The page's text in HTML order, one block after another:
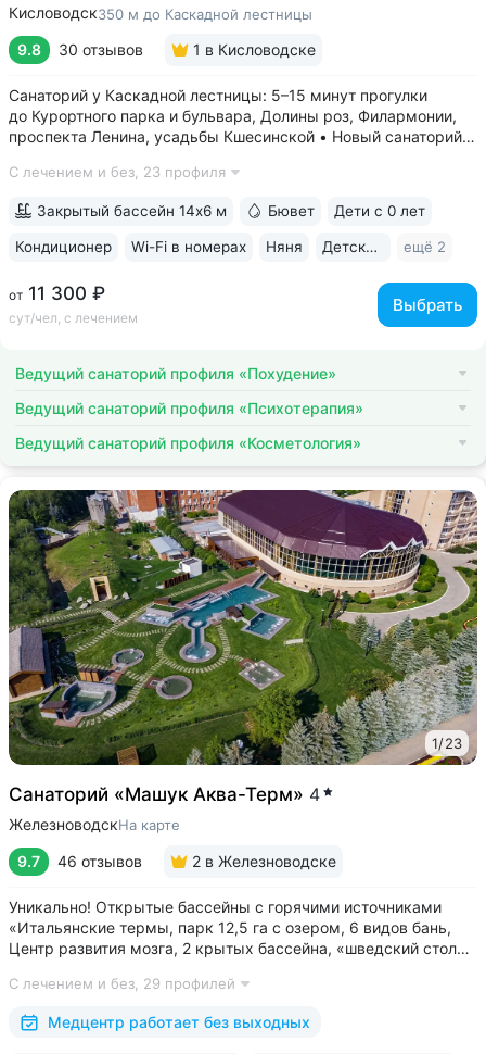
Кисловодск350 м до Каскадной лестницы
9.8 30 отзывов 1 в Кисловодске
Санаторий у Каскадной лестницы: 5–15 минут прогулки
до Курортного парка и бульвара, Долины роз, Филармонии,
проспекта Ленина, усадьбы Кшесинской • Новый санаторий,
положительные. Многие гости отмечают, что санаторий
С лечением и без, 23 профиля
от 11 300 ₽
сут/чел, с лечением
Выбрать
Закрытый бассейн 14х6 м Бювет Дети с 0 лет
Кондиционер Wi-Fi в номерах Няня Детская комната ещё 2
Ведущий санаторий профиля «Похудение»
Ведущий санаторий профиля «Психотерапия»
Ведущий санаторий профиля «Косметология»
1/23
Санаторий «Машук Аква-Терм» 4
ЖелезноводскНа карте
9.7 46 отзывов 2 в Железноводске
Уникально! Открытые бассейны с горячими источниками
«Итальянские термы, парк 12,5 га с озером, 6 видов бань,
Центр развития мозга, 2 крытых бассейна, «шведский стол»
большой спа-комплекс, вода «Легенда Кавказа» •
Расположен в уединенном...
С лечением и без, 29 профилей
Медцентр работает без выходных